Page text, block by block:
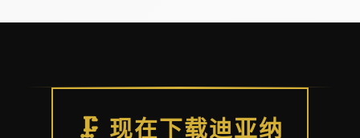
🗜️ 现在下载迪亚纳